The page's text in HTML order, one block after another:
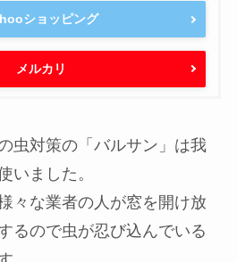
ショッピング
メルカリ
虫対策の「バルサン」は我
いました。
々な業者の人が窓を開け放
るので虫が忍び込んでいる